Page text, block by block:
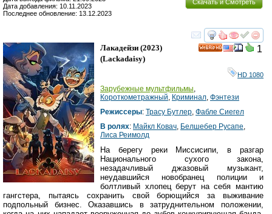
Скачать и Смотреть
Дата добавления: 10.11.2023
Последнее обновление: 13.12.2023
смотреть
1
Лакадейзи (2023)
(Lackadaisy)
HD 1080
Зарубежные мультфильмы
Короткометражный Криминал Фэнтези
Режиссеры: Траcy Бутлер Фабле Сиегел
В ролях: Майкл Ковач Белшебер Русапе
Лиса Реимолд
На берегу реки Миссисипи, в разгар
Национального сухого закона,
незадачливый джазовый музыкант,
неудавшийся новобранец полиции и
болтливый хлопец берут на себя мантию
гангстера, пытаясь сохранить свой борющийся за выживание
подпольный бизнес. Оказавшись в затруднительном положении,